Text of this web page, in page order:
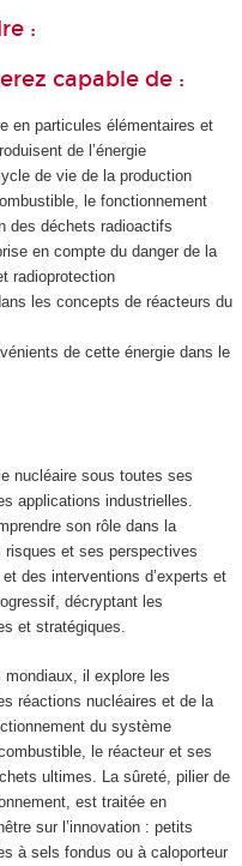
:
capable de :
en particules élémentaires et
de l’énergie
de vie de la production
le fonctionnement
des déchets radioactifs
en compte du danger de la
radioprotection
les concepts de réacteurs du
de cette énergie dans le
nucléaire sous toutes ses
applications industrielles.
son rôle dans la
et ses perspectives
des interventions d’experts et
décryptant les
et stratégiques.
il explore les
réactions nucléaires et de la
du système
le réacteur et ses
ultimes. La sûreté, pilier de
est traitée en
sur l’innovation : petits
à sels fondus ou à caloporteur